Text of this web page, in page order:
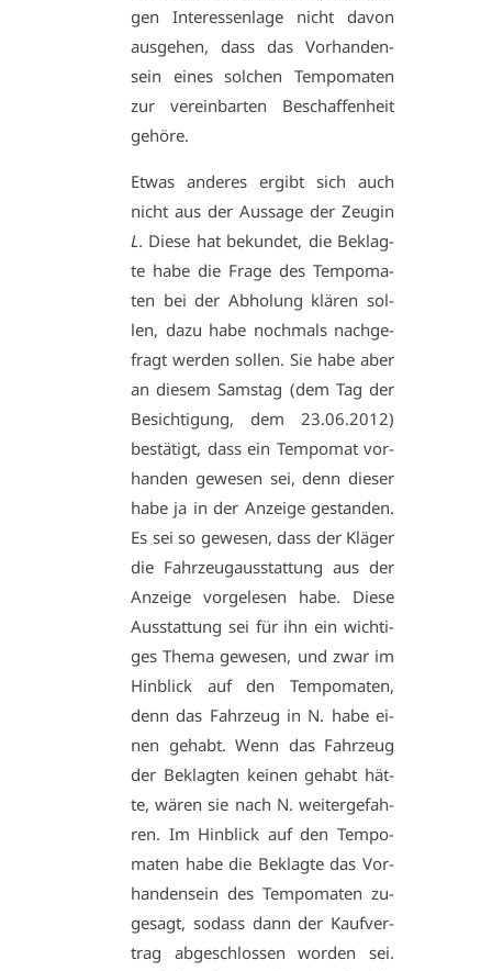
gen In­ter­es­sen­la­ge nicht da­von
aus­ge­hen, dass das Vor­han­den­
sein ei­nes sol­chen Tem­po­ma­ten
zur ver­ein­bar­ten Be­schaf­fen­heit
ge­hö­re.
Et­was an­de­res er­gibt sich auch
nicht aus der Aus­sa­ge der Zeu­gin
L. Die­se hat be­kun­det, die Be­klag­
te ha­be die Fra­ge des Tem­po­ma­
ten bei der Ab­ho­lung klä­ren sol­
len, da­zu ha­be noch­mals nach­ge­
fragt wer­den sol­len. Sie ha­be aber
an die­sem Sams­tag (dem Tag der
Be­sich­ti­gung, dem 23.06.2012)
be­stä­tigt, dass ein Tem­po­mat vor­
han­den ge­we­sen sei, denn die­ser
ha­be ja in der An­zei­ge ge­stan­den.
Es sei so ge­we­sen, dass der Klä­ger
die Fahr­zeug­aus­stat­tung aus der
An­zei­ge vor­ge­le­sen ha­be. Die­se
Aus­stat­tung sei für ihn ein wich­ti­
ges The­ma ge­we­sen, und zwar im
Hin­blick auf den Tem­po­ma­ten,
denn das Fahr­zeug in N. ha­be ei­
nen ge­habt. Wenn das Fahr­zeug
der Be­klag­ten kei­nen ge­habt hät­
te, wä­ren sie nach N. wei­ter­ge­fah­
ren. Im Hin­blick auf den Tem­po­
ma­ten ha­be die Be­klag­te das Vor­
han­den­sein des Tem­po­ma­ten zu­
ge­sagt, so­dass dann der Kauf­ver­
trag ab­ge­schlos­sen wor­den sei.